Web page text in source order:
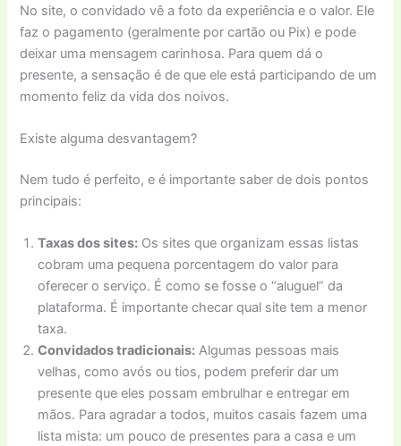
No site, o convidado vê a foto da experiência e o valor. Ele
faz o pagamento (geralmente por cartão ou Pix) e pode
deixar uma mensagem carinhosa. Para quem dá o
presente, a sensação é de que ele está participando de um
momento feliz da vida dos noivos.
Existe alguma desvantagem?
Nem tudo é perfeito, e é importante saber de dois pontos
principais:
Taxas dos sites: Os sites que organizam essas listas
cobram uma pequena porcentagem do valor para
oferecer o serviço. É como se fosse o “aluguel” da
plataforma. É importante checar qual site tem a menor
taxa.
Convidados tradicionais: Algumas pessoas mais
velhas, como avós ou tios, podem preferir dar um
presente que eles possam embrulhar e entregar em
mãos. Para agradar a todos, muitos casais fazem uma
lista mista: um pouco de presentes para a casa e um